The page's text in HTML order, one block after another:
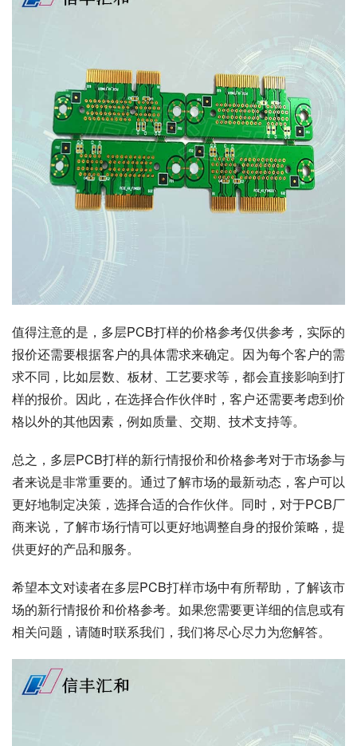
值得注意的是，多层PCB打样的价格参考仅供参考，实际的
报价还需要根据客户的具体需求来确定。因为每个客户的需
求不同，比如层数、板材、工艺要求等，都会直接影响到打
样的报价。因此，在选择合作伙伴时，客户还需要考虑到价
格以外的其他因素，例如质量、交期、技术支持等。
总之，多层PCB打样的新行情报价和价格参考对于市场参与
者来说是非常重要的。通过了解市场的最新动态，客户可以
更好地制定决策，选择合适的合作伙伴。同时，对于PCB厂
商来说，了解市场行情可以更好地调整自身的报价策略，提
供更好的产品和服务。
希望本文对读者在多层PCB打样市场中有所帮助，了解该市
场的新行情报价和价格参考。如果您需要更详细的信息或有
相关问题，请随时联系我们，我们将尽心尽力为您解答。